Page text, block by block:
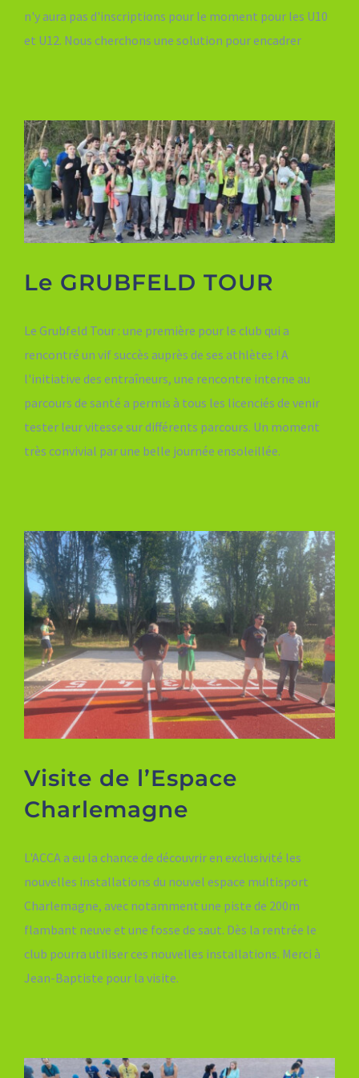
n'y aura pas d'inscriptions pour le moment pour les U10
et U12. Nous cherchons une solution pour encadrer
Le GRUBFELD TOUR
Le Grubfeld Tour : une première pour le club qui a
rencontré un vif succès auprès de ses athlètes ! A
l'initiative des entraîneurs, une rencontre interne au
parcours de santé a permis à tous les licenciés de venir
tester leur vitesse sur différents parcours. Un moment
très convivial par une belle journée ensoleillée.
Visite de l’Espace
Charlemagne
L'ACCA a eu la chance de découvrir en exclusivité les
nouvelles installations du nouvel espace multisport
Charlemagne, avec notamment une piste de 200m
flambant neuve et une fosse de saut. Dès la rentrée le
club pourra utiliser ces nouvelles installations. Merci à
Jean-Baptiste pour la visite.